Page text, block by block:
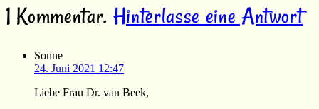
1 Kommentar. Hinterlasse eine Antwort
Sonne
24. Juni 2021 12:47
Liebe Frau Dr. van Beek,